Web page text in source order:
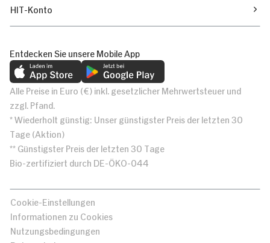
HIT-Konto
Entdecken Sie unsere Mobile App
Alle Preise in Euro (€) inkl. gesetzlicher Mehrwertsteuer und
zzgl. Pfand.
* Wiederholt günstig: Unser günstigster Preis der letzten 30
Tage (Aktion)
** Günstigster Preis der letzten 30 Tage
Bio-zertifiziert durch DE-ÖKO-044
Cookie-Einstellungen
Informationen zu Cookies
Nutzungsbedingungen